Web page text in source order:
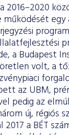
egy
a Budapest
volt, a
az UBM,
pedig az
új, régiós
a BÉT